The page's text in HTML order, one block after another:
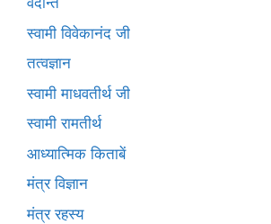
स्वामी विवेकानंद जी
तत्वज्ञान
स्वामी माधवतीर्थ जी
स्वामी रामतीर्थ
आध्यात्मिक किताबें
मंत्र विज्ञान
मंत्र रहस्य